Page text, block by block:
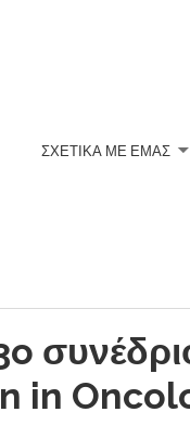
ΣΧΕΤΙΚΆ ΜΕ ΕΜΆΣ
in